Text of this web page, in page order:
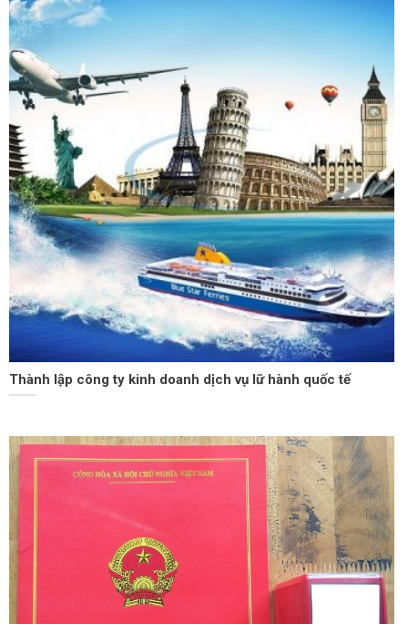
Thành lập công ty kinh doanh dịch vụ lữ hành quốc tế